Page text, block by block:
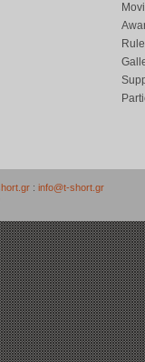
: info@t-short.gr